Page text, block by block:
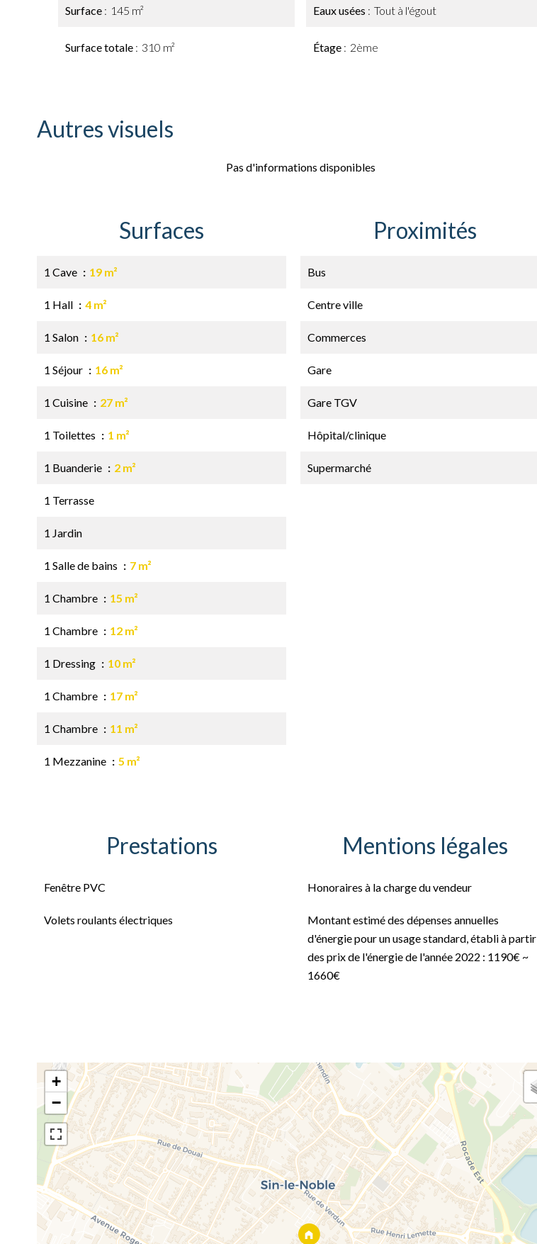
Surface 145 m²
Surface totale 310 m²
Eaux usées Tout à l'égout
Étage 2ème
Autres visuels
Pas d'informations disponibles
Surfaces
1 Cave 19 m²
1 Hall 4 m²
1 Salon 16 m²
1 Séjour 16 m²
1 Cuisine 27 m²
1 Toilettes 1 m²
1 Buanderie 2 m²
1 Terrasse
1 Jardin
1 Salle de bains 7 m²
1 Chambre 15 m²
1 Chambre 12 m²
1 Dressing 10 m²
1 Chambre 17 m²
1 Chambre 11 m²
1 Mezzanine 5 m²
Proximités
Bus
Centre ville
Commerces
Gare
Gare TGV
Hôpital/clinique
Supermarché
Prestations
Fenêtre PVC
Volets roulants électriques
Mentions légales
Honoraires à la charge du vendeur
Montant estimé des dépenses annuelles
d'énergie pour un usage standard, établi à partir
des prix de l'énergie de l'année 2022 : 1190€ ~
1660€
+
−